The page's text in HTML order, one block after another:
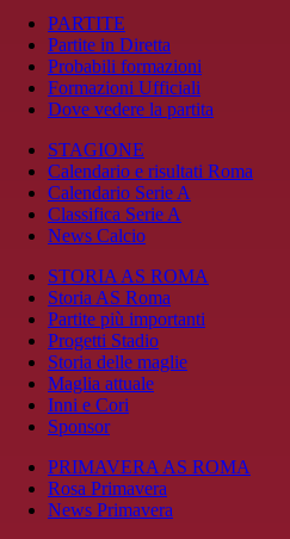
PARTITE
Partite in Diretta
Probabili formazioni
Formazioni Ufficiali
Dove vedere la partita
STAGIONE
Calendario e risultati Roma
Calendario Serie A
Classifica Serie A
News Calcio
STORIA AS ROMA
Storia AS Roma
Partite più importanti
Progetti Stadio
Storia delle maglie
Maglia attuale
Inni e Cori
Sponsor
PRIMAVERA AS ROMA
Rosa Primavera
News Primavera